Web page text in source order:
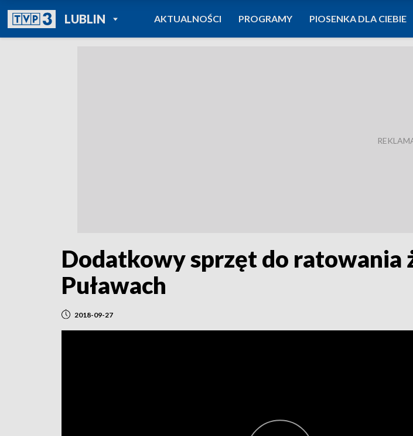
LUBLINPOWRÓT DO
TVP REGIONY
AKTUALNOŚCI PROGRAMY PIOSENKA DLA CIEBIE
Dodatkowy sprzęt do ratowania
Puławach
2018-09-27